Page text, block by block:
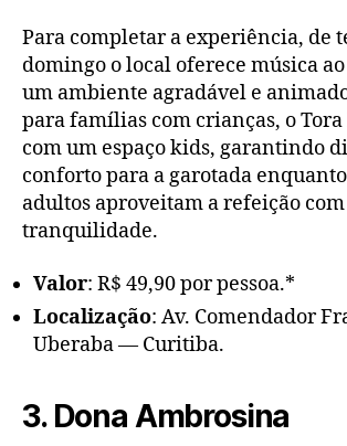
Para completar a experiência, de
domingo o local oferece música
um ambiente agradável e
para famílias com crianças, o
com um espaço kids, garantindo
conforto para a garotada enquanto
adultos aproveitam a refeição com
tranquilidade.
Valor: R$ 49,90 por pessoa.*
Localização: Av. Comendador
Uberaba — Curitiba.
3. Dona Ambrosina